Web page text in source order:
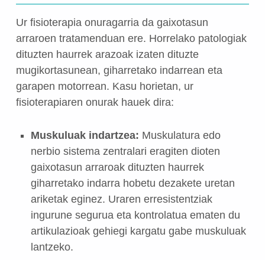
Ur fisioterapia onuragarria da gaixotasun
arraroen tratamenduan ere. Horrelako patologiak
dituzten haurrek arazoak izaten dituzte
mugikortasunean, giharretako indarrean eta
garapen motorrean. Kasu horietan, ur
fisioterapiaren onurak hauek dira:
Muskuluak indartzea: Muskulatura edo
nerbio sistema zentralari eragiten dioten
gaixotasun arraroak dituzten haurrek
giharretako indarra hobetu dezakete uretan
ariketak eginez. Uraren erresistentziak
ingurune segurua eta kontrolatua ematen du
artikulazioak gehiegi kargatu gabe muskuluak
lantzeko.